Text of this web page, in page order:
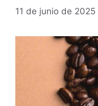
11 de junio de 2025